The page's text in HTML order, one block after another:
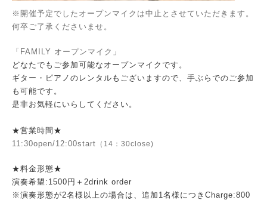
※開催予定でしたオープンマイクは中止とさせていただきます。
何卒ご了承くださいませ。
「FAMILY オープンマイク」
どなたでもご参加可能なオープンマイクです。
ギター・ピアノのレンタルもございますので、手ぶらでのご参加
も可能です。
是非お気軽にいらしてください。
★営業時間★
11:30open/12:00start （14：30close)
★料金形態★
演奏希望:1500円＋2drink order
※演奏形態が2名様以上の場合は、追加1名様につきCharge:800